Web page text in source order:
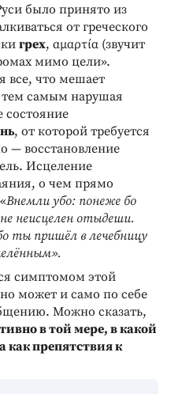
было принято из
от греческого
грех, αμαρτία (звучит
мимо цели».
все, что мешает
самым нарушая
состояние
, от которой требуется
— восстановление
Исцеление
о чем прямо
Внемли убо: понеже бо
неисцелен отыдеши.
ты пришёл в лечебницу
симптомом этой
может и само по себе
Можно сказать,
в той мере, в какой
как препятствия к